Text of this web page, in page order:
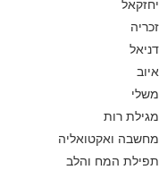
יחזקאל
זכריה
דניאל
איוב
משלי
מגילת רות
מחשבה ואקטואליה
תפילת המח והלב